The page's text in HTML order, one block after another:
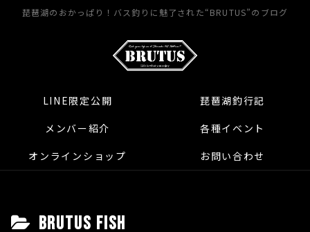
琵琶湖のおかっぱり！バス釣りに魅了された“BRUTUS”のブログ
LINE限定公開
琵琶湖釣行記
メンバー紹介
各種イベント
オンラインショップ
お問い合わせ
BRUTUS FISH